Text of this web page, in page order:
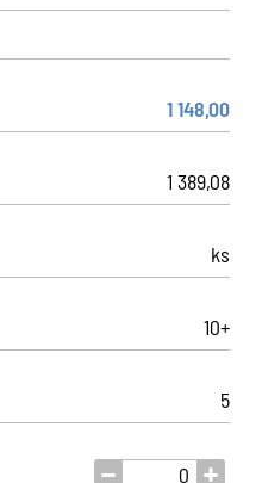
1 148,00
1 389,08
ks
10+
5